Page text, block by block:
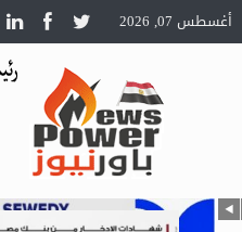
أغسطس 07, 2026